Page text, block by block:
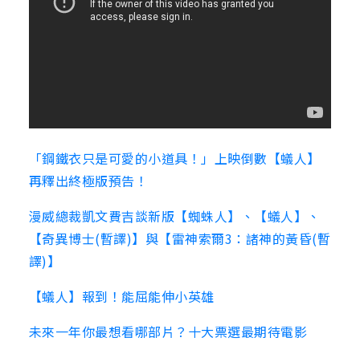
「鋼鐵衣只是可愛的小道具！」上映倒數【蟻人】
再釋出終極版預告！
漫威總裁凱文費吉談新版【蜘蛛人】、【蟻人】、
【奇異博士(暫譯)】與【雷神索爾3：諸神的黃昏(暫
譯)】
【蟻人】報到！能屈能伸小英雄
未來一年你最想看哪部片？十大票選最期待電影